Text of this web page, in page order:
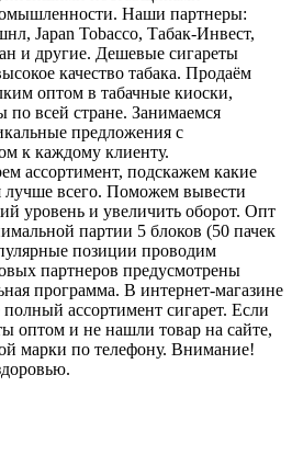
Наши партнеры:
Japan Tobacco, Табак-Инвест,
и другие. Дешевые сигареты
качество табака. Продаём
оптом в табачные киоски,
по всей стране. Занимаемся
предложения с
к каждому клиенту.
ассортимент, подскажем какие
лучше всего. Поможем вывести
уровень и увеличить оборот. Опт
партии 5 блоков (50 пачек
позиции проводим
партнеров предусмотрены
программа. В интернет-магазине
ассортимент сигарет. Если
оптом и не нашли товар на сайте,
марки по телефону. Внимание!